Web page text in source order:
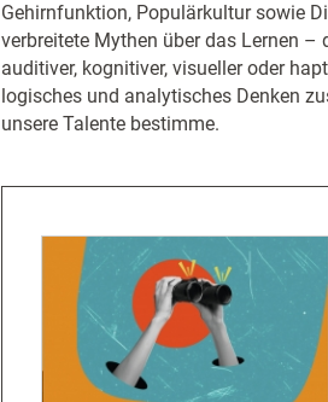
Gehirnfunktion, Populärkultur sowie
verbreitete Mythen über das Lernen –
auditiver, kognitiver, visueller oder
logisches und analytisches Denken
unsere Talente bestimme.